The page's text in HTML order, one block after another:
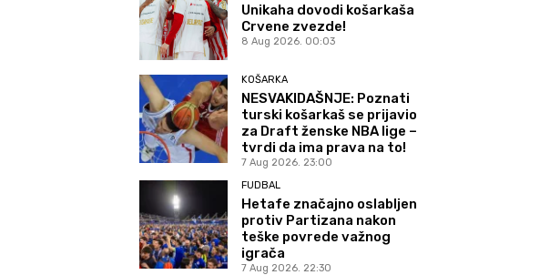
Unikaha dovodi košarkaša
Crvene zvezde!
8 Aug 2026. 00:03
KOŠARKA
NESVAKIDAŠNJE: Poznati
turski košarkaš se prijavio
za Draft ženske NBA lige –
tvrdi da ima prava na to!
7 Aug 2026. 23:00
FUDBAL
Hetafe značajno oslabljen
protiv Partizana nakon
teške povrede važnog
igrača
7 Aug 2026. 22:30